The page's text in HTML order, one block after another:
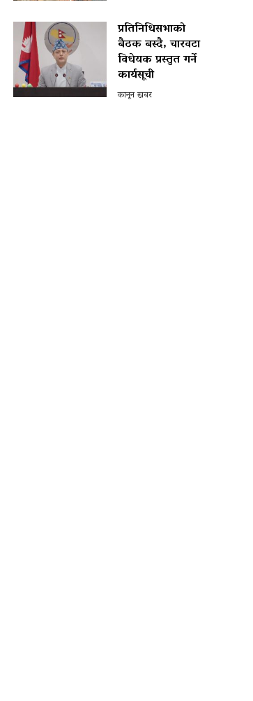
प्रतिनिधिसभाको
बैठक बस्दै, चारवटा
विधेयक प्रस्तुत गर्ने
कार्यसूची
कानून खबर